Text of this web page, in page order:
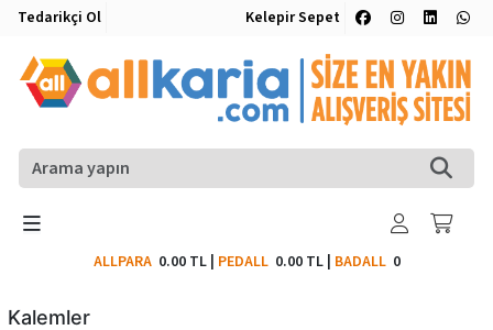
Tedarikçi Ol Kelepir Sepet
ALLPARA 0.00 TL| PEDALL 0.00 TL| BADALL0
Kalemler